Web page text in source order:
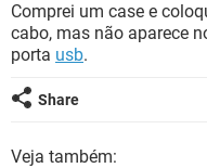
INSTAGRAM
GUIA DE COMPRAS
OUTLOOK
GUIA DE COMPRAS
Comprei um case e
cabo, mas não aparece
porta usb.
Share
Veja também: